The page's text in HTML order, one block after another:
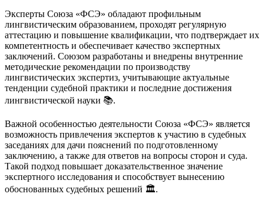
Эксперты Союза «ФСЭ» обладают профильным
лингвистическим образованием, проходят регулярную
аттестацию и повышение квалификации, что подтверждает их
компетентность и обеспечивает качество экспертных
заключений. Союзом разработаны и внедрены внутренние
методические рекомендации по производству
лингвистических экспертиз, учитывающие актуальные
тенденции судебной практики и последние достижения
лингвистической науки 📚.
Важной особенностью деятельности Союза «ФСЭ» является
возможность привлечения экспертов к участию в судебных
заседаниях для дачи пояснений по подготовленному
заключению, а также для ответов на вопросы сторон и суда.
Такой подход повышает доказательственное значение
экспертного исследования и способствует вынесению
обоснованных судебных решений 🏛️.